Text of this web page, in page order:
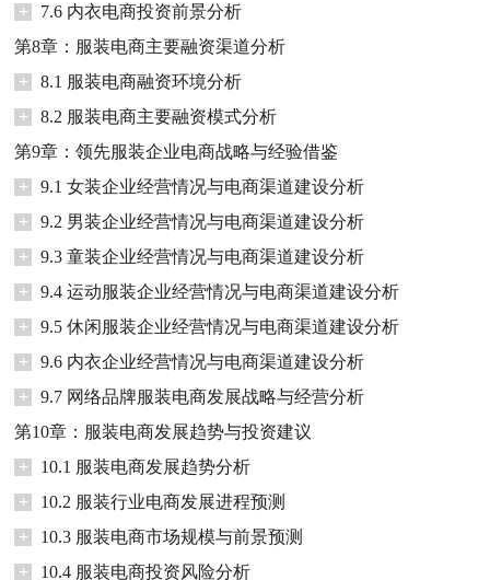
+
7.6 内衣电商投资前景分析
第8章：服装电商主要融资渠道分析
+
8.1 服装电商融资环境分析
+
8.2 服装电商主要融资模式分析
第9章：领先服装企业电商战略与经验借鉴
+
9.1 女装企业经营情况与电商渠道建设分析
+
9.2 男装企业经营情况与电商渠道建设分析
+
9.3 童装企业经营情况与电商渠道建设分析
+
9.4 运动服装企业经营情况与电商渠道建设分析
+
9.5 休闲服装企业经营情况与电商渠道建设分析
+
9.6 内衣企业经营情况与电商渠道建设分析
+
9.7 网络品牌服装电商发展战略与经营分析
第10章：服装电商发展趋势与投资建议
+
10.1 服装电商发展趋势分析
+
10.2 服装行业电商发展进程预测
+
10.3 服装电商市场规模与前景预测
+
10.4 服装电商投资风险分析